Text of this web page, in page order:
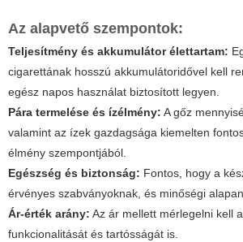
Az alapvető szempontok:
Teljesítmény és akkumulátor élettartam:
cigarettának hosszú akkumulátoridővel kell
egész napos használat biztosított legyen.
Pára termelése és ízélmény: A gőz
valamint az ízek gazdagsága kiemelten
élmény szempontjából.
Egészség és biztonság: Fontos, hogy a
érvényes szabványoknak, és minőségi
Ár-érték arány: Az ár mellett mérlegelni kell
funkcionalitását és tartósságát is.